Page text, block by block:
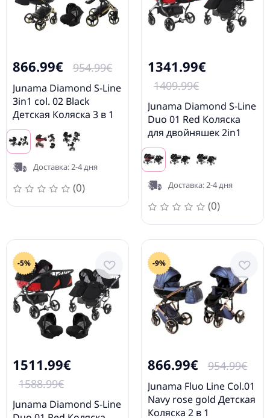
866.99€ 954.99€
Junama Diamond S-Line
3in1 col. 02 Black
Детская Коляска 3 в 1
Доставка: 2-4 дня
(0)
1341.99€
1409.99€
Junama Diamond S-Line
Duo 01 Red Коляска
для двойняшек 2in1
Доставка: 2-4 дня
(0)
-5%
1511.99€
1588.99€
Junama Diamond S-Line
-9%
866.99€ 954.99€
Junama Fluo Line Col.01
Navy rose gold Детская
Коляска 2 в 1